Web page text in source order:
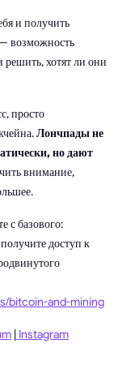
и получить
возможность
решить, хотят ли они
просто
Лончпады не
но дают
внимание,
с базового:
доступ к
bitcoin-and-mining
Instagram